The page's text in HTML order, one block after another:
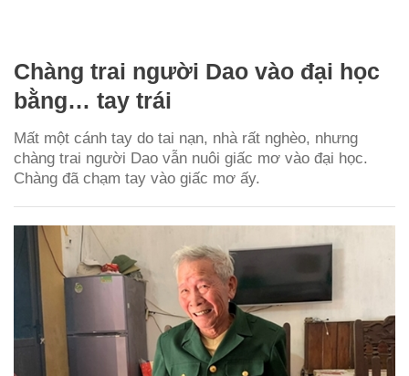
Chàng trai người Dao vào đại học
bằng… tay trái
Mất một cánh tay do tai nạn, nhà rất nghèo, nhưng
chàng trai người Dao vẫn nuôi giấc mơ vào đại học.
Chàng đã chạm tay vào giấc mơ ấy.